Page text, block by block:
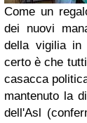
Come un
dei nuovi
della vigilia in
certo è che
casacca
mantenuto la
dell'Asl